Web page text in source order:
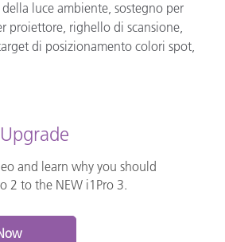
luce ambiente, sostegno per
proiettore, righello di scansione,
di posizionamento colori spot,
and learn why you should
2 to the NEW i1Pro 3.